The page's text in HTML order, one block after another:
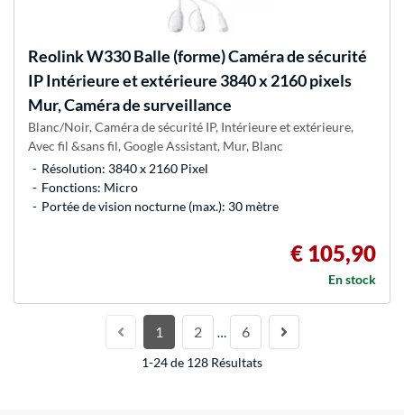
ReolinkW330 Balle (forme) Caméra de sécurité
IP Intérieure et extérieure 3840 x 2160 pixels
Mur, Caméra de surveillance
Blanc/Noir, Caméra de sécurité IP, Intérieure et extérieure,
Avec fil &sans fil, Google Assistant, Mur, Blanc
Résolution: 3840 x 2160 Pixel
Fonctions: Micro
Portée de vision nocturne (max.): 30 mètre
€ 105,90
En stock
1 2 … 6
1-24 de 128 Résultats